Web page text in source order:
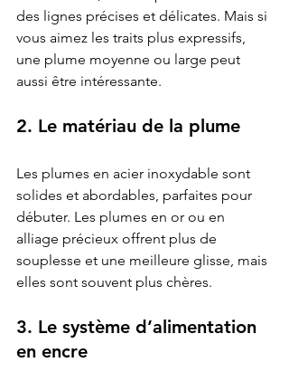
des lignes précises et délicates. Mais si
vous aimez les traits plus expressifs,
une plume moyenne ou large peut
aussi être intéressante.
2. Le matériau de la plume
Les plumes en acier inoxydable sont
solides et abordables, parfaites pour
débuter. Les plumes en or ou en
alliage précieux offrent plus de
souplesse et une meilleure glisse, mais
elles sont souvent plus chères.
3. Le système d’alimentation
en encre